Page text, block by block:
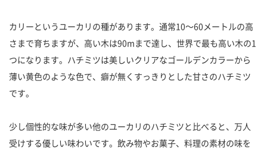
カリーというユーカリの種があります。通常10〜60メートルの高
さまで育ちますが、高い木は90mまで達し、世界で最も高い木の1
つになります。ハチミツは美しいクリアなゴールデンカラーから
薄い黄色のような色で、癖が無くすっきりとした甘さのハチミツ
です。
少し個性的な味が多い他のユーカリのハチミツと比べると、万人
受けする優しい味わいです。飲み物やお菓子、料理の素材の味を